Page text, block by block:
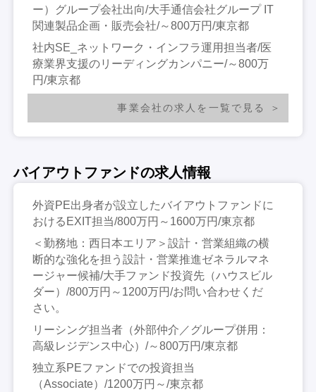
ー）グループ会社出向/大手通信会社グループ IT
関連製品企画・販売会社/～800万円/東京都
社内SE_ネットワーク・インフラ運用担当者/医
療業界支援のリーディングカンパニー/～800万
円/東京都
事業会社の求人を一覧で見る
バイアウトファンドの求人情報
外資PE出身者が設立したバイアウトファンドに
おけるEXIT担当/800万円～1600万円/東京都
＜勤務地：西日本エリア＞設計・営業組織の横
断的な強化を担う設計・営業推進ゼネラルマネ
ージャー候補/大手ファンド投資先（ハウスビル
ダー）/800万円～1200万円/お問い合わせくだ
さい。
リーシング担当者（外部仲介／グループ併用：
高級レジデンス中心）/～800万円/東京都
独立系PEファンドでの投資担当
（Associate）/1200万円～/東京都